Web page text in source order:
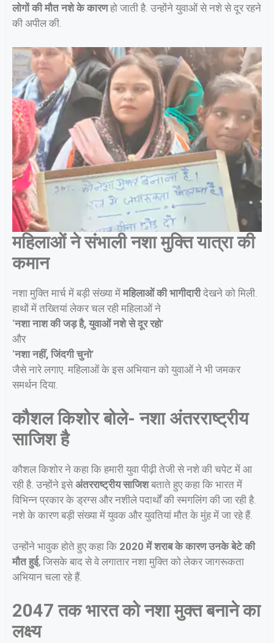
लोगों की मौत नशे के कारणहो जाती है. उन्होंने युवाओं से नशे से दूर रहने
की अपील की.
महिलाओं ने संभाली नशा मुक्ति यात्रा की
कमान
नशा मुक्ति मार्च में बड़ी संख्या में महिलाओं की भागीदारीदेखने को मिली.
हाथों में तख्तियां लेकर चल रही महिलाओं ने
‘नशा नाश की जड़ है, युवाओं नशे से दूर रहो’
और
‘नशा नहीं, जिंदगी चुनो’
जैसे नारे लगाए. महिलाओं के इस अभियान को युवाओं ने भी जमकर
समर्थन दिया.
कौशल किशोर बोले- नशा अंतरराष्ट्रीय
साजिश है
कौशल किशोर ने कहा कि हमारी युवा पीढ़ी तेजी से नशे की चपेट में आ
रही है. उन्होंने इसेअंतरराष्ट्रीय साजिशबताते हुए कहा कि भारत में
विभिन्न प्रकार के ड्रग्स और नशीले पदार्थों की स्मगलिंग की जा रही है.
नशे के कारण बड़ी संख्या में युवक और युवतियां मौत के मुंह में जा रहे हैं.
उन्होंने भावुक होते हुए कहा कि 2020 में शराब के कारण उनके बेटे की
मौत हुई, जिसके बाद से वे लगातार नशा मुक्ति को लेकर जागरूकता
अभियान चला रहे हैं.
2047 तक भारत को नशा मुक्त बनाने का
लक्ष्य